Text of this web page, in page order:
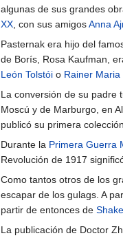
algunas de sus grandes
XX , con sus amigosAnna
Pasternak era hijo del
de Borís, Rosa Kaufman,
León Tolstói o Rainer Maria
La conversión de su padre
Moscú y de Marburgo, en
publicó su primera
Durante la Primera Guerra
Revolución de 1917
Como tantos otros de los
escapar de los gulags. A
partir de entonces de
La publicación de Doctor